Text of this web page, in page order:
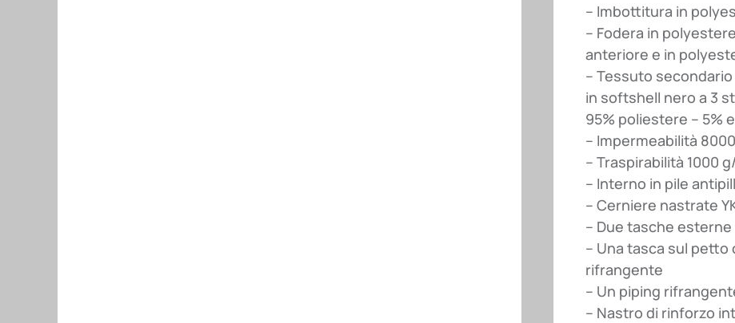
– Imbottitura in
– Fodera in
anteriore e in
– Tessuto
in softshell nero a 3
95% poliestere – 5%
– Impermeabilità
– Traspirabilità 1000
– Interno in pile
– Cerniere nastrate
– Due tasche esterne
– Una tasca sul
rifrangente
– Un piping
– Nastro di rinforzo